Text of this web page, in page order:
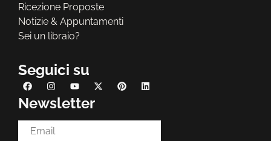
Ricezione Proposte
Notizie & Appuntamenti
Sei un libraio?
Seguici su
Newsletter
Email Address*